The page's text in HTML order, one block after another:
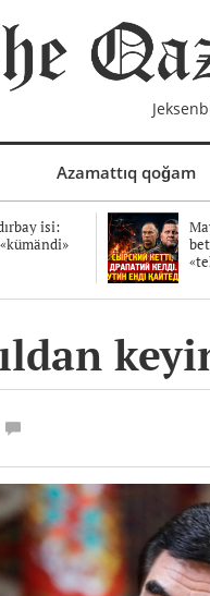
Azamattıq qoğam
isi: